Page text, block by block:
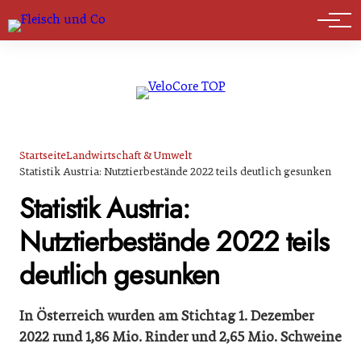
Marktführer
StartseiteLandwirtschaft & Umwelt
Statistik Austria: Nutztierbestände 2022 teils deutlich gesunken
Statistik Austria:
Nutztierbestände 2022 teils
deutlich gesunken
In Österreich wurden am Stichtag 1. Dezember
2022 rund 1,86 Mio. Rinder und 2,65 Mio. Schweine